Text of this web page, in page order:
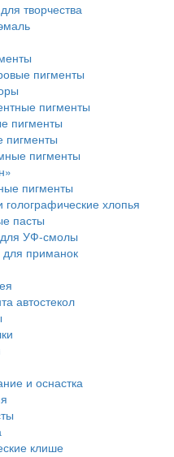
творчества
пигменты
пигменты
пигменты
пигменты
пигменты
пигменты
голографические хлопья
пасты
УФ-смолы
для приманок
автостекол
и оснастка
клише